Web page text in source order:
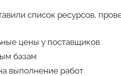
список ресурсов,
цены у поставщиков
базам
выполнение работ